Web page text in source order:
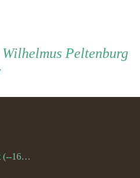
Vader
Wilhelmus Peltenburg
Lijsbet / Lijsie Bassant (--1687)